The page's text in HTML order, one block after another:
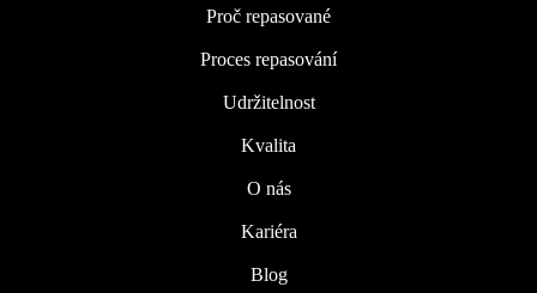
Proč repasované
Proces repasování
Udržitelnost
Kvalita
O nás
Kariéra
Blog